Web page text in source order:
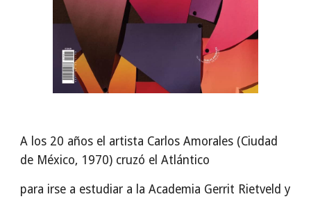
A los 20 años el artista Carlos Amorales (Ciudad
de México, 1970) cruzó el Atlántico
para irse a estudiar a la Academia Gerrit Rietveld y